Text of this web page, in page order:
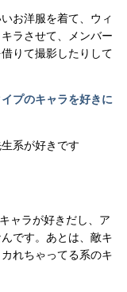
お洋服を着て、ウィ
ラさせて、メンバー
りて撮影したりして
プのキャラを好きに
系が好きです
ャラが好きだし、ア
です。あとは、敵キ
れちゃってる系のキ